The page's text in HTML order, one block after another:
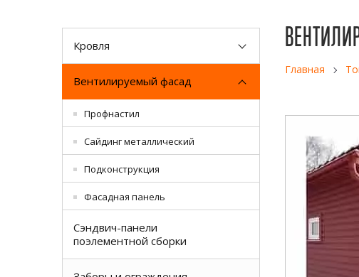
Главная
Кровля
Вентилируемый фасад
Профнастил
Сайдинг металлический
Подконструкция
Фасадная панель
Сэндвич-панели
поэлементной сборки